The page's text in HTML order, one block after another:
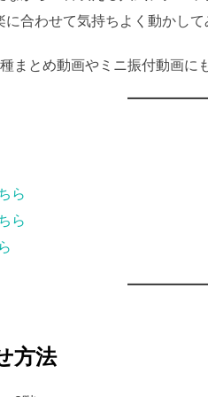
合わせて気持ちよく動かして
まとめ動画やミニ振付動画に
ら
ら
方法